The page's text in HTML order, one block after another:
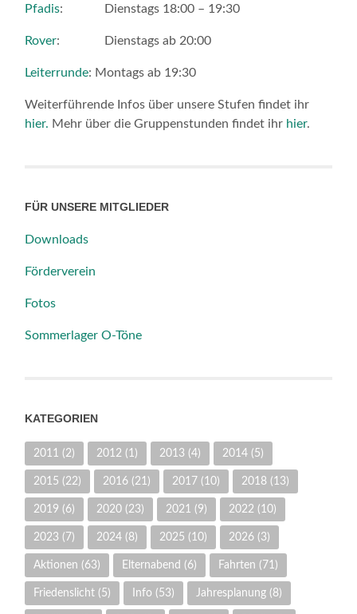
Pfadis: Dienstags 18:00 – 19:30
Rover: Dienstags ab 20:00
Leiterrunde: Montags ab 19:30
Weiterführende Infos über unsere Stufen findet ihr
hier. Mehr über die Gruppenstunden findet ihr hier.
FÜR UNSERE MITGLIEDER
Downloads
Förderverein
Fotos
Sommerlager O-Töne
KATEGORIEN
2011 (2) 2012 (1) 2013 (4) 2014 (5)
2015 (22) 2016 (21) 2017 (10) 2018 (13)
2019 (6) 2020 (23) 2021 (9) 2022 (10)
2023 (7) 2024 (8) 2025 (10) 2026 (3)
Aktionen (63) Elternabend (6) Fahrten (71)
Friedenslicht (5) Info (53) Jahresplanung (8)